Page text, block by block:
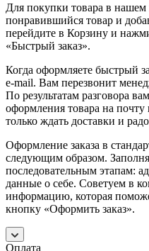
Для покупки товара в нашем
понравившийся товар и
перейдите в Корзину и
«Быстрый заказ».
Когда оформляете быстрый
e-mail. Вам перезвонит
По результатам разговора
оформления товара на
только ждать доставки и
Оформление заказа в
следующим образом.
последовательным этапам:
данные о себе. Советуем в
информацию, которая
кнопку «Оформить заказ».
Оплата